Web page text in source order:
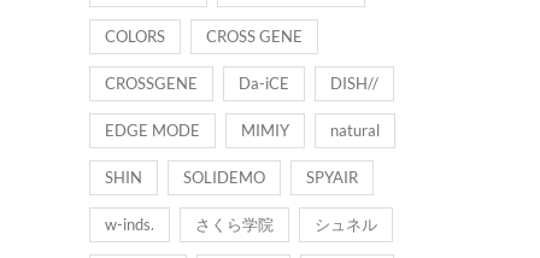
COLORS CROSS GENE
CROSSGENE Da-iCE DISH//
EDGE MODE MIMIY natural
SHIN SOLIDEMO SPYAIR
w-inds. さくら学院 シュネル